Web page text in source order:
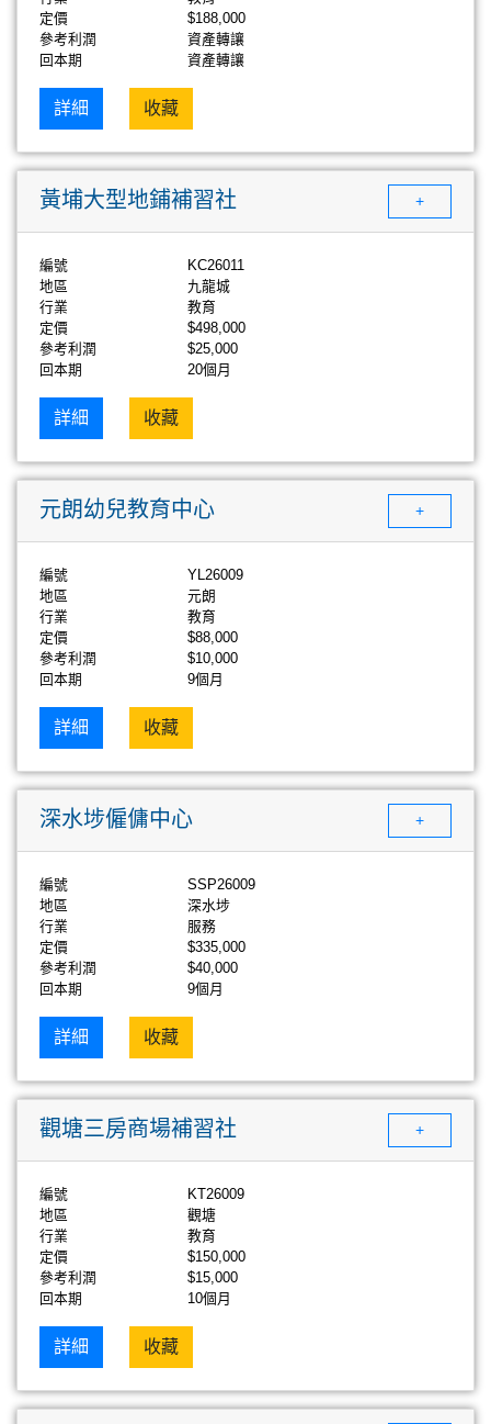
定價
$188,000
參考利潤
資產轉讓
回本期
資產轉讓
詳細 收藏
黃埔大型地鋪補習社 +
編號
KC26011
地區
九龍城
行業
教育
定價
$498,000
參考利潤
$25,000
回本期
20個月
詳細 收藏
元朗幼兒教育中心 +
編號
YL26009
地區
元朗
行業
教育
定價
$88,000
參考利潤
$10,000
回本期
9個月
詳細 收藏
深水埗僱傭中心 +
編號
SSP26009
地區
深水埗
行業
服務
定價
$335,000
參考利潤
$40,000
回本期
9個月
詳細 收藏
觀塘三房商場補習社 +
編號
KT26009
地區
觀塘
行業
教育
定價
$150,000
參考利潤
$15,000
回本期
10個月
詳細 收藏